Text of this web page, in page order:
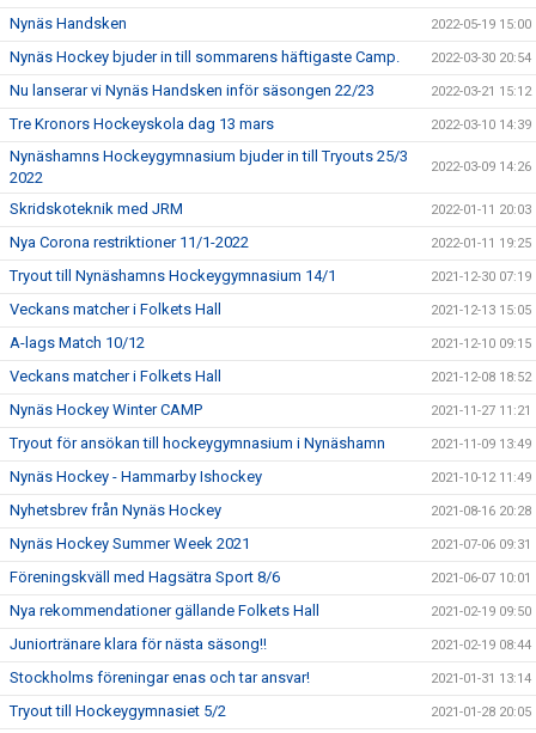
Nynäs Handsken 2022-05-19 15:00
Nynäs Hockey bjuder in till sommarens häftigaste Camp. 2022-03-30 20:54
Nu lanserar vi Nynäs Handsken inför säsongen 22/23 2022-03-21 15:12
Tre Kronors Hockeyskola dag 13 mars 2022-03-10 14:39
Nynäshamns Hockeygymnasium bjuder in till Tryouts 25/3
2022
2022-03-09 14:26
Skridskoteknik med JRM 2022-01-11 20:03
Nya Corona restriktioner 11/1-2022 2022-01-11 19:25
Tryout till Nynäshamns Hockeygymnasium 14/1 2021-12-30 07:19
Veckans matcher i Folkets Hall 2021-12-13 15:05
A-lags Match 10/12 2021-12-10 09:15
Veckans matcher i Folkets Hall 2021-12-08 18:52
Nynäs Hockey Winter CAMP 2021-11-27 11:21
Tryout för ansökan till hockeygymnasium i Nynäshamn 2021-11-09 13:49
Nynäs Hockey - Hammarby Ishockey 2021-10-12 11:49
Nyhetsbrev från Nynäs Hockey 2021-08-16 20:28
Nynäs Hockey Summer Week 2021 2021-07-06 09:31
Föreningskväll med Hagsätra Sport 8/6 2021-06-07 10:01
Nya rekommendationer gällande Folkets Hall 2021-02-19 09:50
Juniortränare klara för nästa säsong!! 2021-02-19 08:44
Stockholms föreningar enas och tar ansvar! 2021-01-31 13:14
Tryout till Hockeygymnasiet 5/2 2021-01-28 20:05